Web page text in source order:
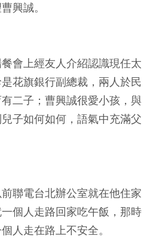
興誠。
會上經友人介紹認識現任太
花旗銀行副總裁，兩人於民
二子；曹興誠很愛小孩，與
子如何如何，語氣中充滿父
聯電台北辦公室就在他住家
個人走路回家吃午飯，那時
人走在路上不安全。